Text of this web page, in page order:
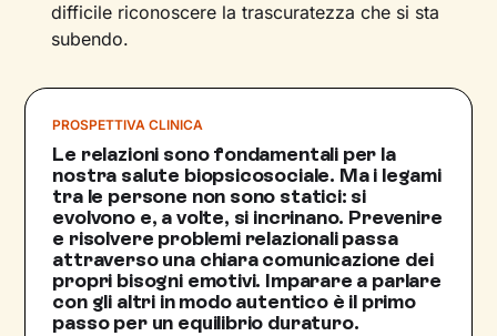
difficile riconoscere la trascuratezza che si sta
subendo.
PROSPETTIVA CLINICA
Le relazioni sono fondamentali per la
nostra salute biopsicosociale. Ma i legami
tra le persone non sono statici: si
evolvono e, a volte, si incrinano. Prevenire
e risolvere problemi relazionali passa
attraverso una chiara comunicazione dei
propri bisogni emotivi. Imparare a parlare
con gli altri in modo autentico è il primo
passo per un equilibrio duraturo.